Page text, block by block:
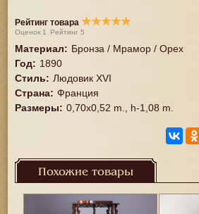
Рейтинг товара ★★★★★
Оценок 1 Рейтинг5
Материал: Бронза / Мрамор / Орех
Год: 1890
Стиль: Людовик XVI
Страна: Франция
Размеры: 0,70x0,52 m., h-1,08 m.
Похожие товары